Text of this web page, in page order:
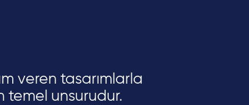
veren tasarımlarla
temel unsurudur.